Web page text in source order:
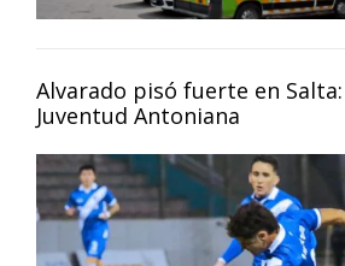
Alvarado pisó fuerte en
Juventud Antoniana